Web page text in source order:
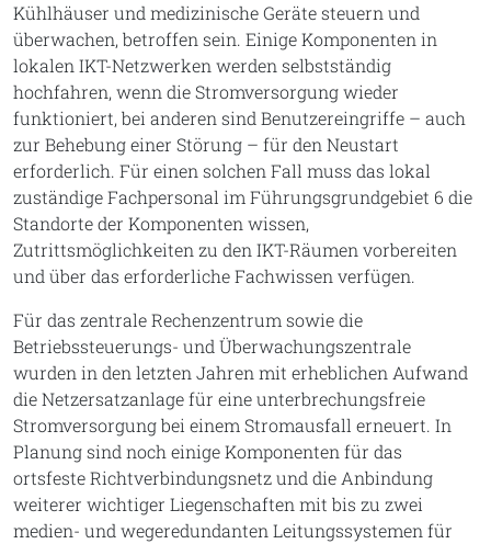
Kühlhäuser und medizinische Geräte steuern und
überwachen, betroffen sein. Einige Komponenten in
lokalen IKT-Netzwerken werden selbstständig
hochfahren, wenn die Stromversorgung wieder
funktioniert, bei anderen sind Benutzereingriffe – auch
zur Behebung einer Störung – für den Neustart
erforderlich. Für einen solchen Fall muss das lokal
zuständige Fachpersonal im Führungsgrundgebiet 6 die
Standorte der Komponenten wissen,
Zutrittsmöglichkeiten zu den IKT-Räumen vorbereiten
und über das erforderliche Fachwissen verfügen.
Für das zentrale Rechenzentrum sowie die
Betriebssteuerungs- und Überwachungszentrale
wurden in den letzten Jahren mit erheblichen Aufwand
die Netzersatzanlage für eine unterbrechungsfreie
Stromversorgung bei einem Stromausfall erneuert. In
Planung sind noch einige Komponenten für das
ortsfeste Richtverbindungsnetz und die Anbindung
weiterer wichtiger Liegenschaften mit bis zu zwei
medien- und wegeredundanten Leitungssystemen für